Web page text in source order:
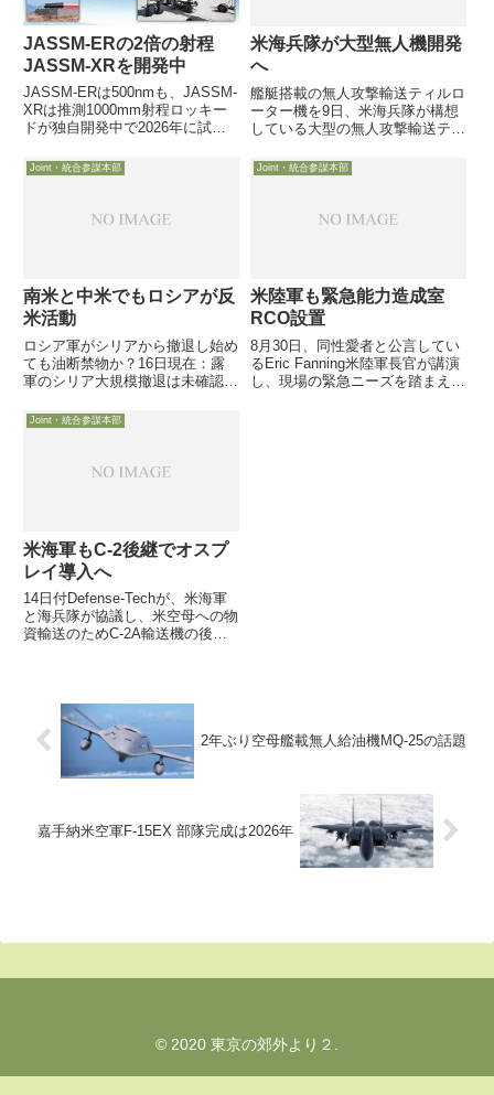
JASSM-ERの2倍の射程
JASSM-XRを開発中
JASSM-ERは500nmも、JASSM-
XRは推測1000mm射程ロッキー
ドが独自開発中で2026年に試験
程延伸」要望が・・・9月30日付
米空軍協会 web 記事が、9月27日
米海兵隊が大型無人機開発
へ
艦艇搭載の無人攻撃輸送ティルロ
ーター機を9日、米海兵隊が構想
している大型の無人攻撃輸送ティ
基礎技術情報提供の依頼書を関連
企業に発出し、MUX構想が話題
地上からの運用を開始し、20...
Joint・統合参謀本部
南米と中米でもロシアが反
米活動
ロシア軍がシリアから撤退し始め
ても油断禁物か？16日現在：露
軍のシリア大規模撤退は未確認そ
日、米軍南米コマンドのKurt
ロシアが活動を戻しつつあ...
Joint・統合参謀本部
米陸軍も緊急能力造成室
RCO設置
8月30日、同性愛者と公言してい
るEric Fanning米陸軍長官が講演
し、現場の緊急ニーズを踏まえ、
Joint・統合参謀本部
米海軍もC-2後継でオスプ
レイ導入へ
14日付Defense-Techが、米海軍
と海兵隊が協議し、米空母への物
資輸送のためC-2A輸送機の後継
2年ぶり空母艦載無人給油機MQ-25の話題
嘉手納米空軍F-15EX 部隊完成は2026年
© 2020 東京の郊外より２.